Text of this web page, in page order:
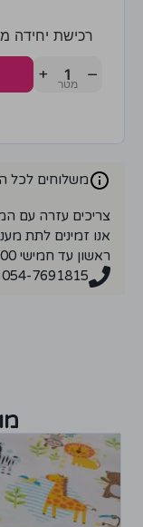
רכישת יחידה
−
+
משלוחים לכל
צריכים עזרה עם
אנו זמינים לתת
ראשון עד חמישי 10:00 – 18:00
054-7691815